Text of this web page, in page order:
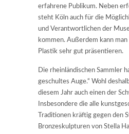
erfahrene Publikum. Neben
steht Köln auch für die
und Verantwortlichen der
kommen. Außerdem kann man
Plastik sehr gut präsentieren.
Die rheinländischen Sammler
geschultes Auge.“ Wohl
diesem Jahr auch einen der
Insbesondere die alle
Traditionen kräftig gegen den
Bronzeskulpturen von Stella